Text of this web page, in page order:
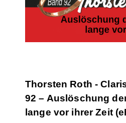
Thorsten Roth -
92 – Auslöschung
lange vor ihrer Zeit